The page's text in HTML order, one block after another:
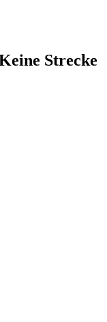
Strecke